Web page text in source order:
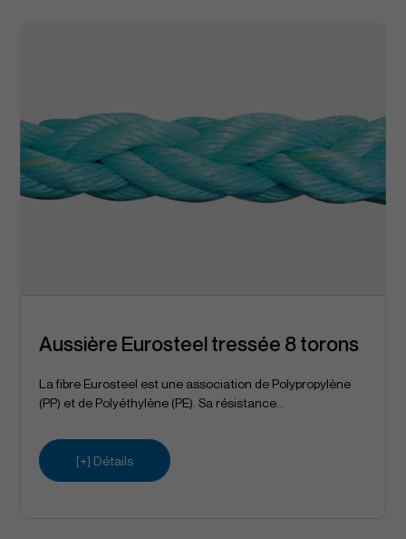
Aussière Eurosteel tressée 8 torons
La fibre Eurosteel est une association de Polypropylène
(PP) et de Polyéthylène (PE). Sa résistance...
[+] Détails